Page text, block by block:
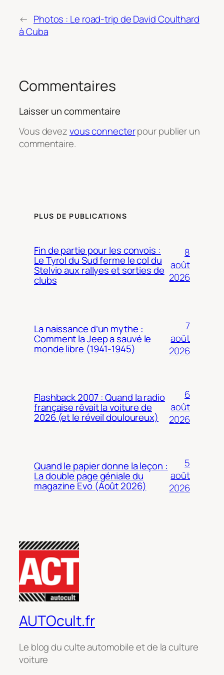
← Photos : Le road-trip de David Coulthard
à Cuba
Commentaires
Laisser un commentaire
Vous devezvous connecterpour publier un
commentaire.
PLUS DE PUBLICATIONS
Fin de partie pour les convois :
Le Tyrol du Sud ferme le col du
Stelvio aux rallyes et sorties de
clubs
8
août
2026
La naissance d’un mythe :
Comment la Jeep a sauvé le
monde libre (1941-1945)
7
août
2026
Flashback 2007 : Quand la radio
française rêvait la voiture de
2026 (et le réveil douloureux)
6
août
2026
Quand le papier donne la leçon :
La double page géniale du
magazine Evo (Août 2026)
5
août
2026
AUTOcult.fr
Le blog du culte automobile et de la culture
voiture